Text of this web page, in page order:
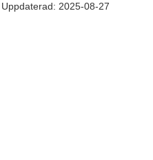
Uppdaterad: 2025-08-27